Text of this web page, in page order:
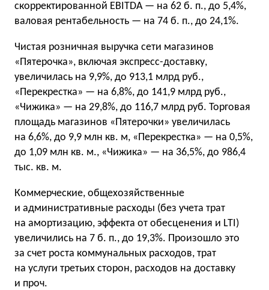
скорректированной EBITDA — на 62 б. п., до 5,4%,
валовая рентабельность — на 74 б. п., до 24,1%.
Чистая розничная выручка сети магазинов
«Пятерочка», включая экспресс-доставку,
увеличилась на 9,9%, до 913,1 млрд руб.,
«Перекрестка» — на 6,8%, до 141,9 млрд руб.,
«Чижика» — на 29,8%, до 116,7 млрд руб. Торговая
площадь магазинов «Пятерочки» увеличилась
на 6,6%, до 9,9 млн кв. м, «Перекрестка» — на 0,5%,
до 1,09 млн кв. м., «Чижика» — на 36,5%, до 986,4
тыс. кв. м.
Коммерческие, общехозяйственные
и административные расходы (без учета трат
на амортизацию, эффекта от обесценения и LTI)
увеличились на 7 б. п., до 19,3%. Произошло это
за счет роста коммунальных расходов, трат
на услуги третьих сторон, расходов на доставку
и проч.